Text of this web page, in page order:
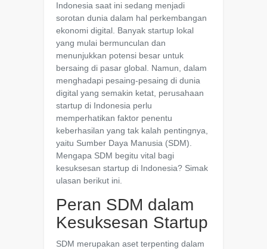
Indonesia saat ini sedang menjadi
sorotan dunia dalam hal perkembangan
ekonomi digital. Banyak startup lokal
yang mulai bermunculan dan
menunjukkan potensi besar untuk
bersaing di pasar global. Namun, dalam
menghadapi pesaing-pesaing di dunia
digital yang semakin ketat, perusahaan
startup di Indonesia perlu
memperhatikan faktor penentu
keberhasilan yang tak kalah pentingnya,
yaitu Sumber Daya Manusia (SDM).
Mengapa SDM begitu vital bagi
kesuksesan startup di Indonesia? Simak
ulasan berikut ini.
Peran SDM dalam
Kesuksesan Startup
SDM merupakan aset terpenting dalam